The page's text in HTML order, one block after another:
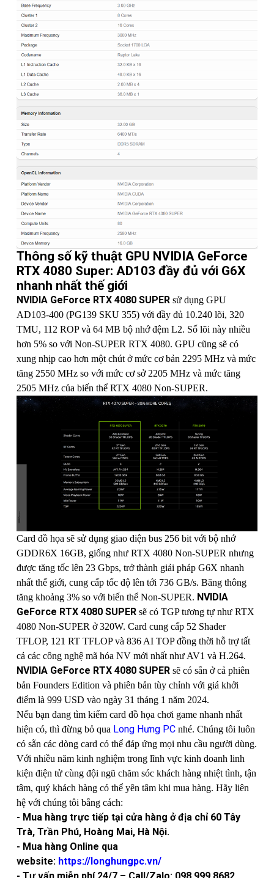
Thông số kỹ thuật GPU NVIDIA GeForce
RTX 4080 Super: AD103 đầy đủ với G6X
nhanh nhất thế giới
NVIDIA GeForce RTX 4080 SUPER sử dụng GPU
AD103-400 (PG139 SKU 355) với đầy đủ 10.240 lõi, 320
TMU, 112 ROP và 64 MB bộ nhớ đệm L2. Số lõi này nhiều
hơn 5% so với Non-SUPER RTX 4080. GPU cũng sẽ có
xung nhịp cao hơn một chút ở mức cơ bản 2295 MHz và mức
tăng 2550 MHz so với mức cơ sở 2205 MHz và mức tăng
2505 MHz của biến thể RTX 4080 Non-SUPER.
Card đồ họa sẽ sử dụng giao diện bus 256 bit với bộ nhớ
GDDR6X 16GB, giống như RTX 4080 Non-SUPER nhưng
được tăng tốc lên 23 Gbps, trở thành giải pháp G6X nhanh
nhất thế giới, cung cấp tốc độ lên tới 736 GB/s. Băng thông
tăng khoảng 3% so với biến thể Non-SUPER. NVIDIA
GeForce RTX 4080 SUPER sẽ có TGP tương tự như RTX
4080 Non-SUPER ở 320W. Card cung cấp 52 Shader
TFLOP, 121 RT TFLOP và 836 AI TOP đồng thời hỗ trợ tất
cả các công nghệ mã hóa NV mới nhất như AV1 và H.264.
NVIDIA GeForce RTX 4080 SUPER sẽ có sẵn ở cả phiên
bản Founders Edition và phiên bản tùy chỉnh với giá khởi
điểm là 999 USD vào ngày 31 tháng 1 năm 2024.
Nếu bạn đang tìm kiếm card đồ họa chơi game nhanh nhất
hiện có, thì đừng bỏ qua Long Hưng PC nhé. Chúng tôi luôn
có sẵn các dòng card có thể đáp ứng mọi nhu cầu người dùng.
Với nhiều năm kinh nghiệm trong lĩnh vực kinh doanh linh
kiện điện tử cùng đội ngũ chăm sóc khách hàng nhiệt tình, tận
tâm, quý khách hàng có thể yên tâm khi mua hàng. Hãy liên
hệ với chúng tôi bằng cách:
- Mua hàng trực tiếp tại cửa hàng ở địa chỉ 60 Tây
Trà, Trần Phú, Hoàng Mai, Hà Nội.
- Mua hàng Online qua
website: https://longhungpc.vn/
- Tư vấn miễn phí 24/7 – Call/Zalo: 098.999.8682,